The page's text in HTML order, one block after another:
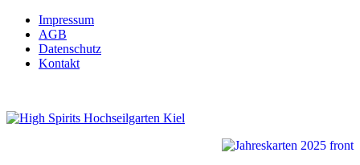
Impressum
AGB
Datenschutz
Kontakt